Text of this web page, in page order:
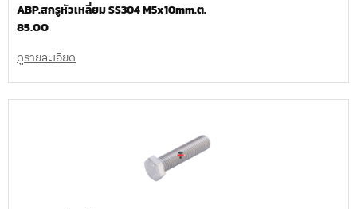
ABP.สกรูหัวเหลี่ยม SS304 M5x10mm.ต.
85.00
ดูรายละเอียด